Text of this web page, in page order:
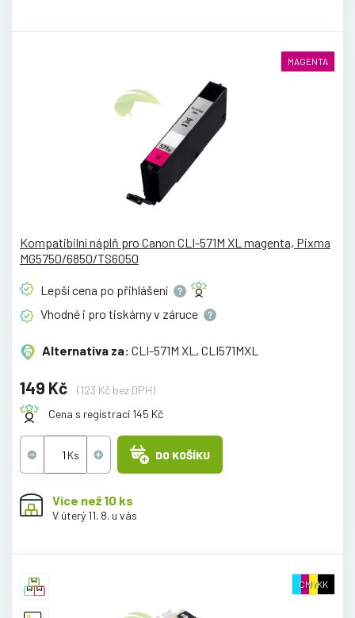
MAGENTA
Kompatibilní náplň pro Canon CLI-571M XL magenta, Pixma
MG5750/6850/TS6050
Lepší cena po přihlášení
Vhodné i pro tiskárny v záruce
Alternativa za: CLI-571M XL, CLI571MXL
149 Kč
(123 Kč bez DPH)
Cena s registrací 145 Kč
DO KOŠÍKU
Více než 10 ks
V úterý 11. 8. u vás
CMYKK